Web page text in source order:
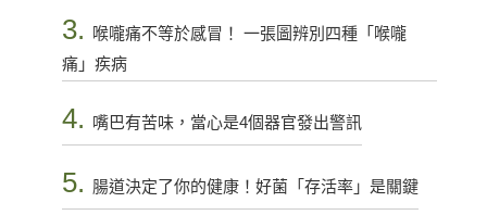
3.
喉嚨痛不等於感冒！ 一張圖辨別四種「喉嚨
痛」疾病
4. 嘴巴有苦味，當心是4個器官發出警訊
5. 腸道決定了你的健康！好菌「存活率」是關鍵